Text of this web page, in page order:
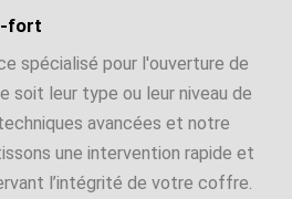
fort
spécialisé pour l'ouverture de
soit leur type ou leur niveau de
avancées et notre
une intervention rapide et
l’intégrité de votre coffre.